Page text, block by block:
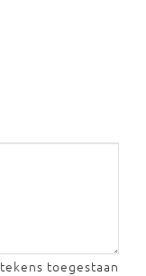
toegestaan